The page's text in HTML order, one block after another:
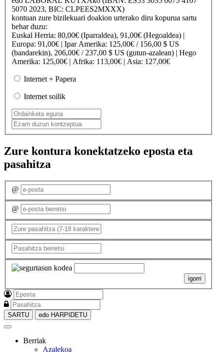
5070 2023, BIC: CLPEES2MXXX)
kontuan zure bizilekuari doakion urterako diru kopurua sartu
behar duzu:
Euskal Herria: 80,00€ (Iparraldea), 91,00€ (Hegoaldea) |
Europa: 91,00€ | Ipar Amerika: 125,00€ / 156,00 $ US
(bandarekin), 206,00€ / 237,00 $ US (gutun-azalean) | Hego
Amerika: 125,00€ | Afrika: 113,00€ | Asia: 127,00€
Internet + Papera
Internet soilik
Zure kontura konektatzeko eposta eta
pasahitza
@
@
igorri
SARTU edo HARPIDETU
Berriak
Azalekoa